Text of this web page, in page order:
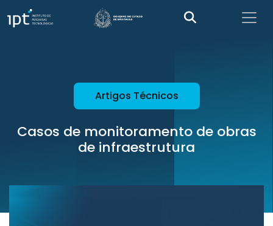
Artigos Técnicos
Casos de monitoramento de obras
de infraestrutura